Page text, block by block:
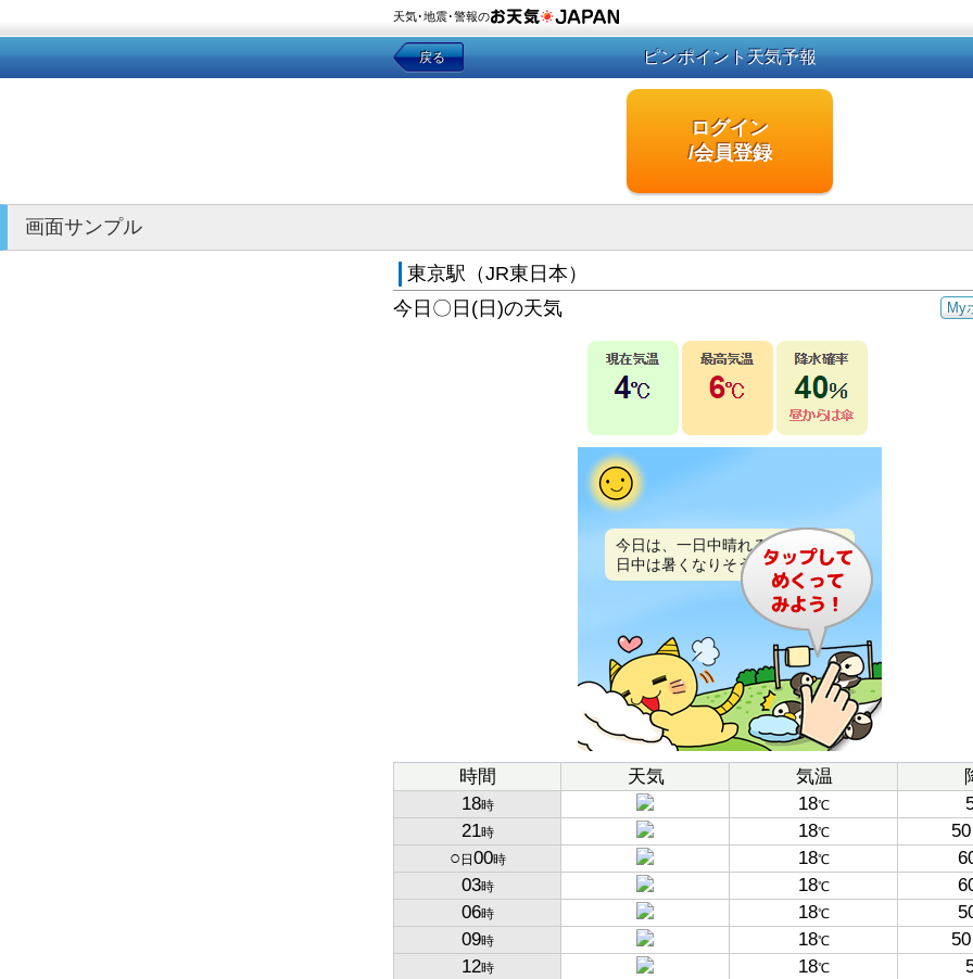
天気･地震･警報の
戻る ピンポイント天気予報
ログイン
/会員登録
画面サンプル
東京駅（JR東日本）
My
今日〇日(日)の天気
今日は、一日中晴れるでしょう。
日中は暑くなりそうです。
時間 天気 気温
18時 18℃
21時 18℃ 50
○ 日 00時 18℃
03時 18℃
06時 18℃
09時 18℃ 50
12時 18℃